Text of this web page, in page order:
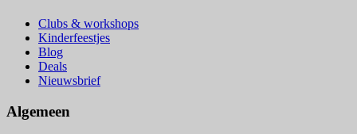
Clubs & workshops
Kinderfeestjes
Blog
Deals
Nieuwsbrief
Algemeen